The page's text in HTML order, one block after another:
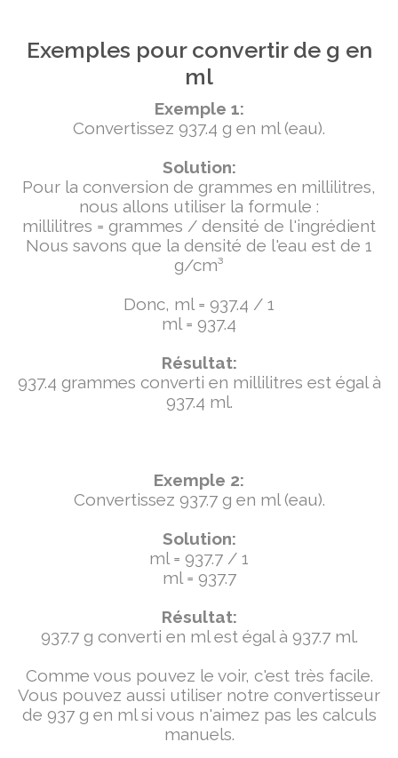
Exemples pour convertir de g en
ml
Exemple 1:
Convertissez 937.4 g en ml (eau).
Solution:
Pour la conversion de grammes en millilitres,
nous allons utiliser la formule :
millilitres = grammes / densité de l'ingrédient
Nous savons que la densité de l'eau est de 1
g/cm³
Donc, ml = 937.4 / 1
ml = 937.4
Résultat:
937.4 grammes converti en millilitres est égal à
937.4 ml.
Exemple 2:
Convertissez 937.7 g en ml (eau).
Solution:
ml = 937.7 / 1
ml = 937.7
Résultat:
937.7 g converti en ml est égal à 937.7 ml.
Comme vous pouvez le voir, c'est très facile.
Vous pouvez aussi utiliser notre convertisseur
de 937 g en ml si vous n'aimez pas les calculs
manuels.